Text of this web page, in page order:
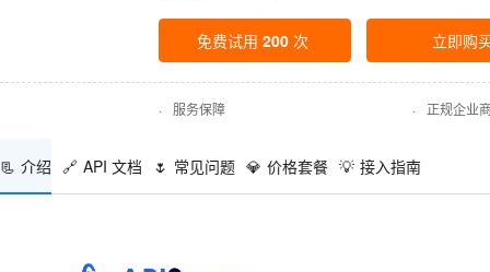
免费试用 200 次 立即购
· 服务保障 · 正规企业
📃 介绍 🔗 API 文档 🌷 常见问题 💎 价格套餐 💡 接入指南